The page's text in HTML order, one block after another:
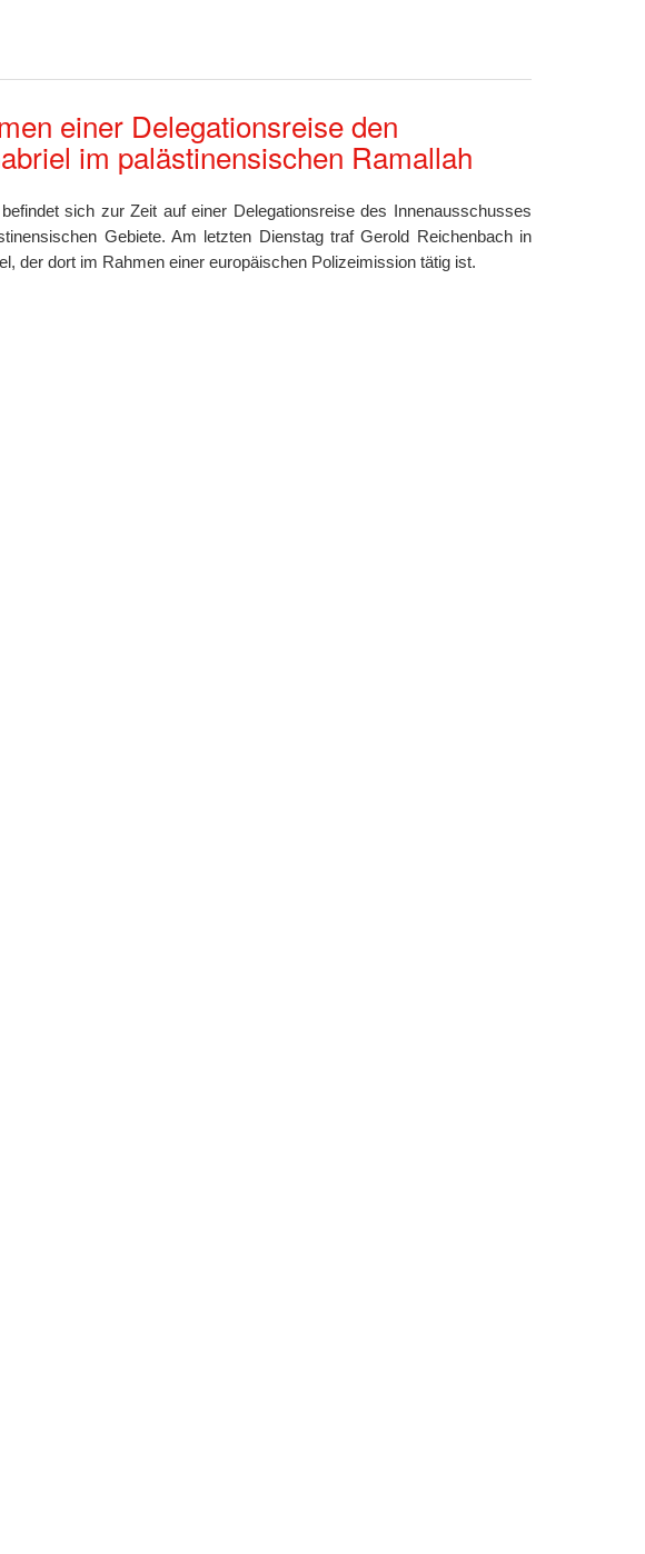
einer Delegationsreise den
im palästinensischen Ramallah
sich zur Zeit auf einer Delegationsreise des Innenausschusses
Gebiete. Am letzten Dienstag traf Gerold Reichenbach in
der dort im Rahmen einer europäischen Polizeimission tätig ist.